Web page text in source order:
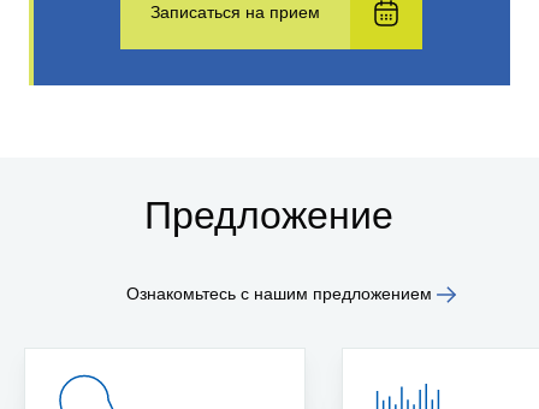
Записаться на прием
Предложение
Ознакомьтесь с нашим предложением